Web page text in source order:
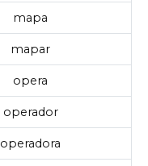
mapa
mapar
opera
operador
operadora